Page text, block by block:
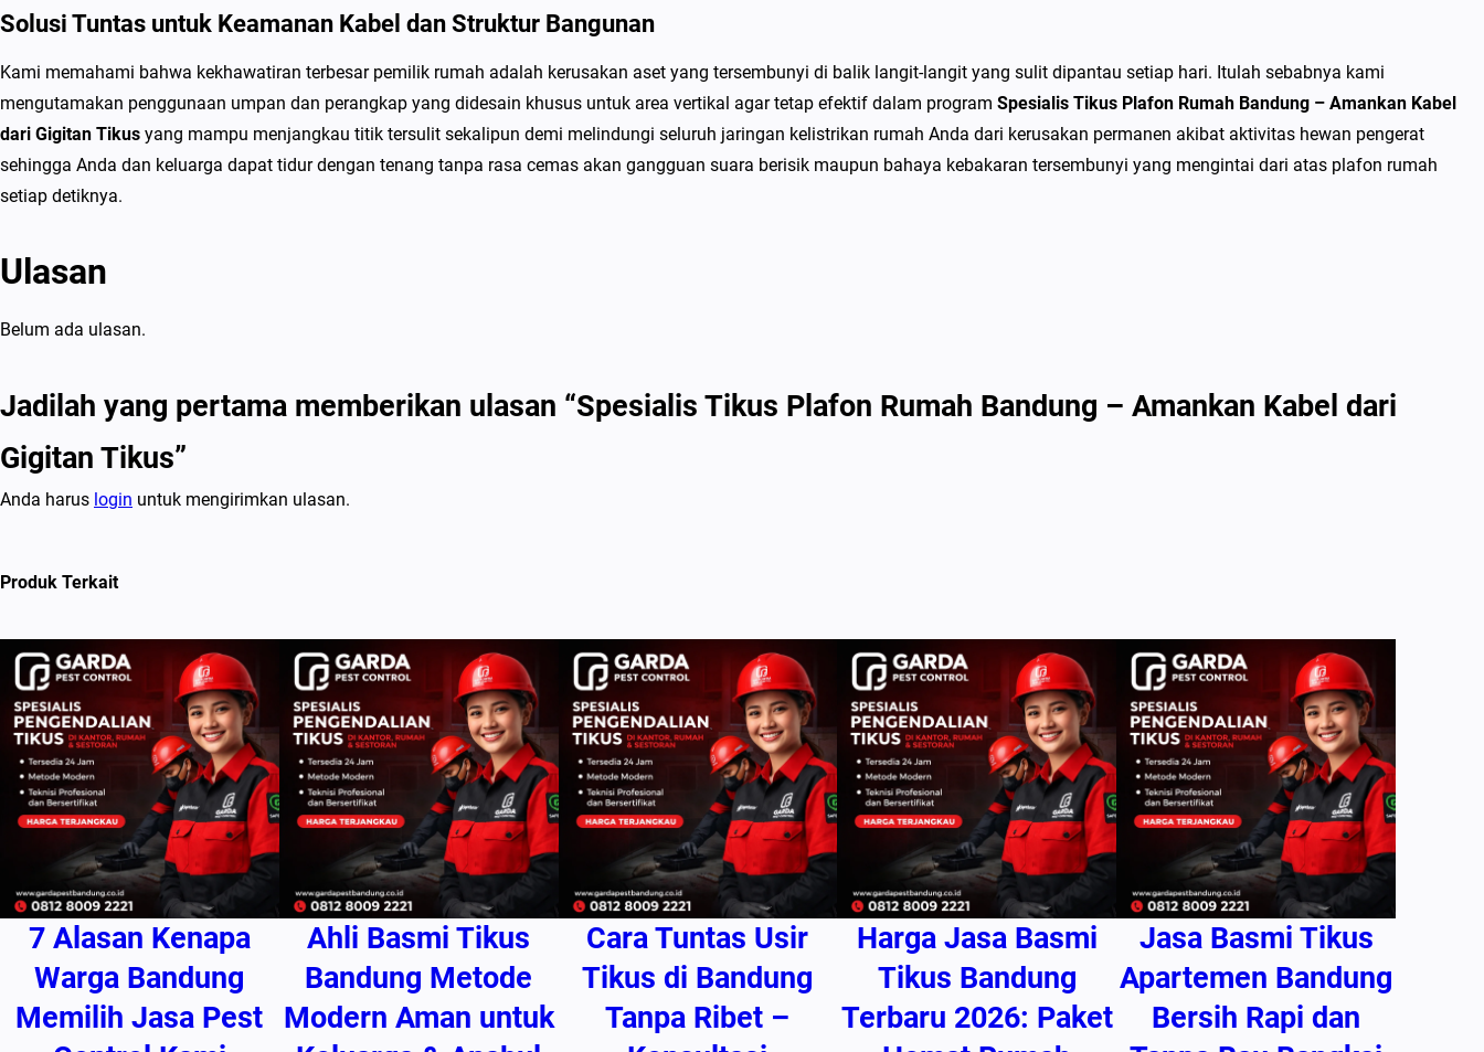
n
R
u
m
a
n
K
a
Solusi Tuntas untuk Keamanan Kabel dan Struktur Bangunan
Kami memahami bahwa kekhawatiran terbesar pemilik rumah adalah kerusakan aset yang tersembunyi di balik langit-langit yang sulit dipantau setiap hari. Itulah sebabnya kami
mengutamakan penggunaan umpan dan perangkap yang didesain khusus untuk area vertikal agar tetap efektif dalam program Spesialis Tikus Plafon Rumah Bandung – Amankan Kabel
dari Gigitan Tikus yang mampu menjangkau titik tersulit sekalipun demi melindungi seluruh jaringan kelistrikan rumah Anda dari kerusakan permanen akibat aktivitas hewan pengerat
sehingga Anda dan keluarga dapat tidur dengan tenang tanpa rasa cemas akan gangguan suara berisik maupun bahaya kebakaran tersembunyi yang mengintai dari atas plafon rumah
setiap detiknya.
Ulasan
Belum ada ulasan.
Jadilah yang pertama memberikan ulasan “Spesialis Tikus Plafon Rumah Bandung – Amankan Kabel dari
Gigitan Tikus”
Anda harus login untuk mengirimkan ulasan.
Produk Terkait
7 Alasan Kenapa
Warga Bandung
Memilih Jasa Pest
Ahli Basmi Tikus
Bandung Metode
Modern Aman untuk
Cara Tuntas Usir
Tikus di Bandung
Tanpa Ribet –
Harga Jasa Basmi
Tikus Bandung
Terbaru 2026: Paket
Jasa Basmi Tikus
Apartemen Bandung
Bersih Rapi dan